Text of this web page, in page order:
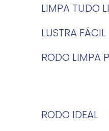
LIMPA TUDO
LUSTRA FÁCIL
RODO LIMPA
RODO IDEAL